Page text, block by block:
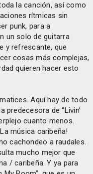
la canción, así como
rítmicas sin
punk, para a
un solo de guitarra
y refrescante, que
cosas más complejas,
quieren hacer esto
Aquí hay de todo
de “Livin’
cuanto menos.
música caribeña!
cachondeo a raudales.
mucho mejor que
/ caribeña. Y ya para